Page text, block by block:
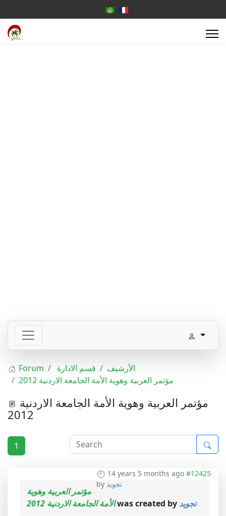
Select your language
Forum قسم الادارة
الأرشيف
مؤتمر العربية وهوية الأمة الجامعة الاردنية 2012
2012
1
14 years 5 months ago #12425
by تجويد
مؤتمر العربية وهوية
الأمة الجامعة الاردنية 2012was created by تجويد